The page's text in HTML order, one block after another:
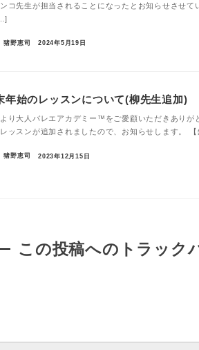
コ先生が担当されることになったとお知らせさせ
猪野恵司 2024年5月19日
年始のレッスンについて(柳先生追加)
り大人バレエアカデミー™をご愛顧いただきあり
ッスンが追加されましたので、お知らせします。
猪野恵司 2023年12月15日
この投稿へのトラック